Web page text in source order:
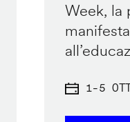
Week, la
1-5